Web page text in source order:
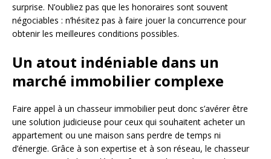
surprise. N’oubliez pas que les honoraires sont souvent
négociables : n’hésitez pas à faire jouer la concurrence pour
obtenir les meilleures conditions possibles.
Un atout indéniable dans un
marché immobilier complexe
Faire appel à un chasseur immobilier peut donc s’avérer être
une solution judicieuse pour ceux qui souhaitent acheter un
appartement ou une maison sans perdre de temps ni
d’énergie. Grâce à son expertise et à son réseau, le chasseur